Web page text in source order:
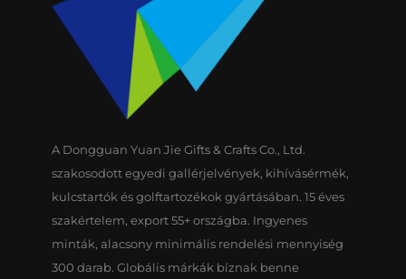
A Dongguan Yuan Jie Gifts & Crafts Co., Ltd.
szakosodott egyedi gallérjelvények, kihívásérmék,
kulcstartók és golftartozékok gyártásában. 15 éves
szakértelem, export 55+ országba. Ingyenes
minták, alacsony minimális rendelési mennyiség
300 darab. Globális márkák bíznak benne